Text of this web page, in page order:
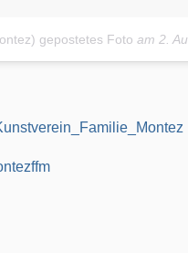
gepostetes Foto am2. Aug 2016 um 8:58 Uhr